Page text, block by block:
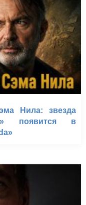
Нила: звезда
появится в